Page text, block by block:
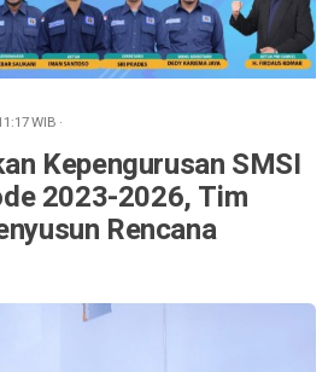
WIB ·
Kepengurusan SMSI
2023-2026, Tim
Rencana